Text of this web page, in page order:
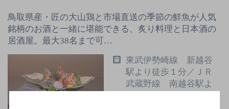
鳥取県産・匠の大山鶏と市場直送の季節の鮮魚が人気
銘柄のお酒と一緒に堪能できる、炙り料理と日本酒の
居酒屋。最大38名まで可…
東武伊勢崎線 新越谷
駅より徒歩１分／ＪＲ
武蔵野線 南越谷駅よ